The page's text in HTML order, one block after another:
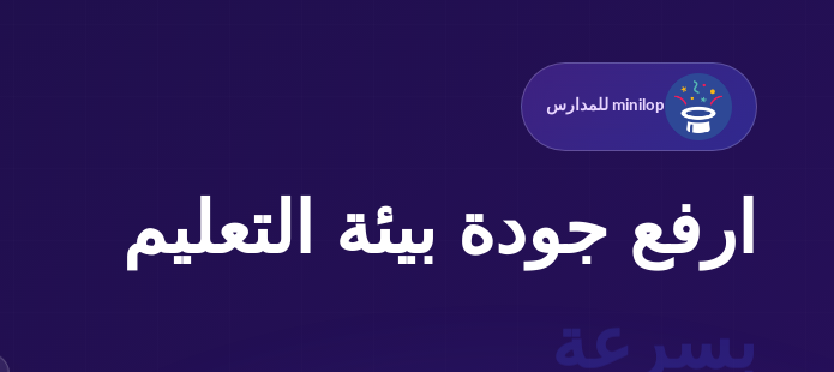
minilop للمدارس
ارفع جودة بيئة التعليم
بكفاءة